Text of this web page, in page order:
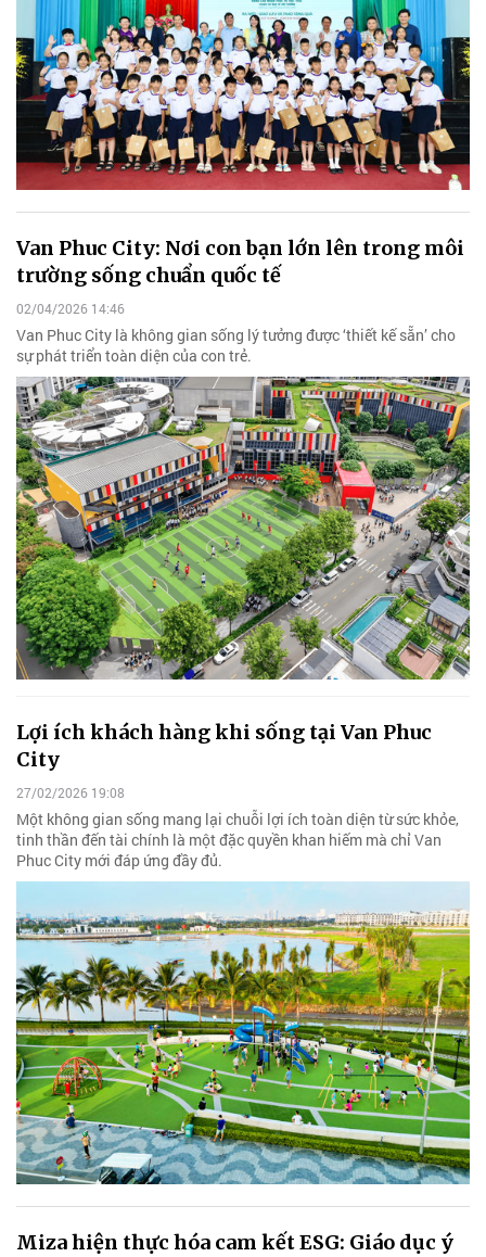
Van Phuc City: Nơi con bạn lớn lên trong môi
trường sống chuẩn quốc tế
02/04/2026 14:46
Van Phuc City là không gian sống lý tưởng được ‘thiết kế sẵn’ cho
sự phát triển toàn diện của con trẻ.
Lợi ích khách hàng khi sống tại Van Phuc
City
27/02/2026 19:08
Một không gian sống mang lại chuỗi lợi ích toàn diện từ sức khỏe,
tinh thần đến tài chính là một đặc quyền khan hiếm mà chỉ Van
Phuc City mới đáp ứng đầy đủ.
Miza hiện thực hóa cam kết ESG: Giáo dục ý